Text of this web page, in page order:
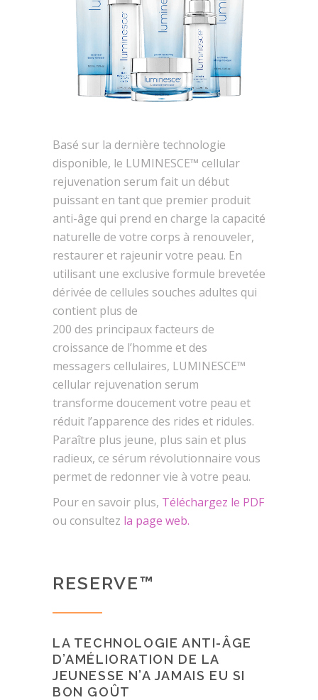
Basé sur la dernière technologie
disponible, le LUMINESCE™ cellular
rejuvenation serum fait un début
puissant en tant que premier produit
anti-âge qui prend en charge la capacité
naturelle de votre corps à renouveler,
restaurer et rajeunir votre peau. En
utilisant une exclusive formule brevetée
dérivée de cellules souches adultes qui
contient plus de
200 des principaux facteurs de
croissance de l’homme et des
messagers cellulaires, LUMINESCE™
cellular rejuvenation serum
transforme doucement votre peau et
réduit l’apparence des rides et ridules.
Paraître plus jeune, plus sain et plus
radieux, ce sérum révolutionnaire vous
permet de redonner vie à votre peau.
Pour en savoir plus, Téléchargez le PDF
ou consultez la page web.
RESERVE™
LA TECHNOLOGIE ANTI-ÂGE
D’AMÉLIORATION DE LA
JEUNESSE N’A JAMAIS EU SI
BON GOÛT